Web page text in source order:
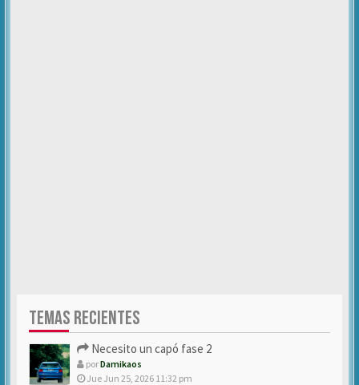
TEMAS RECIENTES
Necesito un capó fase 2
porDamikaos
Jue Jun 25, 2026 11:32 pm